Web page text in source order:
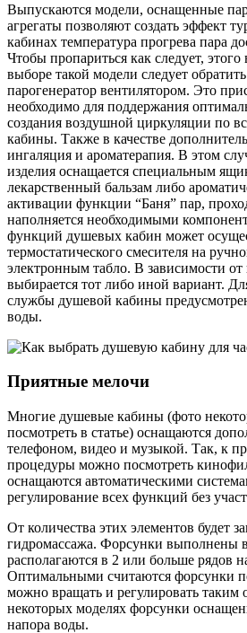
Выпускаются модели, оснащенные
агрегаты позволяют создать эффект
кабинах температура прогрева пара
Чтобы пропариться как следует,
выборе такой модели следует
парогенератор вентилятором. Это
необходимо для поддержания
создания воздушной циркуляции по
кабины. Также в качестве
ингаляция и ароматерапия. В этом
изделия оснащается специальным
лекарственный бальзам либо
активации функции “Баня” пар,
наполняется необходимыми
функций душевых кабин может
термостатического смесителя на
электронным табло. В зависимости от
выбирается тот либо иной вариант.
службы душевой кабины
воды.
Приятные мелочи
Многие душевые кабины (фото
посмотреть в статье) оснащаются
телефоном, видео и музыкой. Так, к
процедуры можно посмотреть
оснащаются автоматическими
регулирование всех функций без
От количества этих элементов будет
гидромассажа. Форсунки выполнены
располагаются в 2 или больше рядов
Оптимальными считаются форсунки
можно вращать и регулировать таким
некоторых моделях форсунки
напора воды.